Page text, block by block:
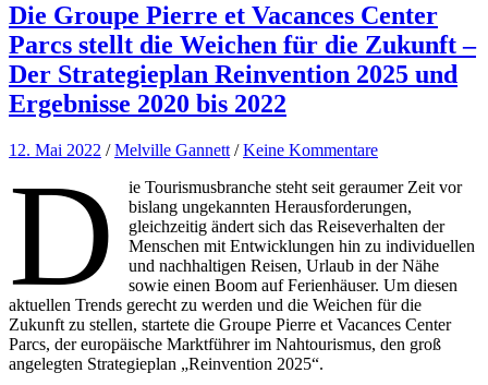
Die Groupe Pierre et Vacances Center
Parcs stellt die Weichen für die Zukunft –
Der Strategieplan Reinvention 2025 und
Ergebnisse 2020 bis 2022
12. Mai 2022 /Melville Gannett /Keine Kommentare
D
ie Tourismusbranche steht seit geraumer Zeit vor
bislang ungekannten Herausforderungen,
gleichzeitig ändert sich das Reiseverhalten der
Menschen mit Entwicklungen hin zu individuellen
und nachhaltigen Reisen, Urlaub in der Nähe
sowie einen Boom auf Ferienhäuser. Um diesen
aktuellen Trends gerecht zu werden und die Weichen für die
Zukunft zu stellen, startete die Groupe Pierre et Vacances Center
Parcs, der europäische Marktführer im Nahtourismus, den groß
angelegten Strategieplan „Reinvention 2025“.